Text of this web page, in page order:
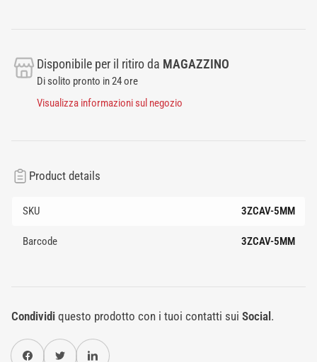
Disponibile per il ritiro da MAGAZZINO
Di solito pronto in 24 ore
Visualizza informazioni sul negozio
Product details
SKU 3ZCAV-5MM
Barcode 3ZCAV-5MM
Condividiquesto prodotto con i tuoi contatti sui Social .
Condividi su FacebookTwitterCondividi su Pinterest